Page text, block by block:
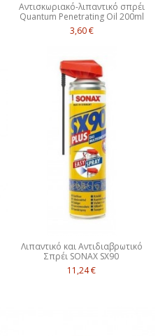
Αντισκωριακό-λιπαντικό σπρέι
Quantum Penetrating Oil 200ml
3,60 €
Λιπαντικό και Αντιδιαβρωτικό
Σπρέι SONAX SX90
11,24 €